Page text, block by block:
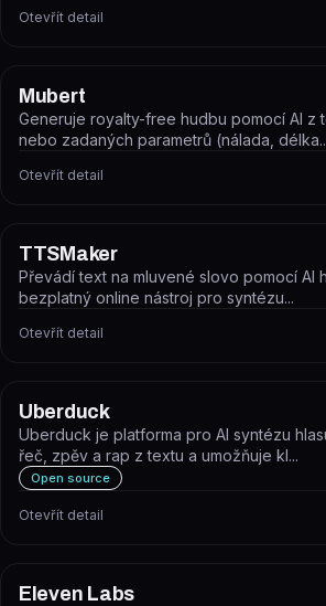
Otevřít detail
Mubert
Generuje royalty-free hudbu pomocí AI z
nebo zadaných parametrů (nálada,
Otevřít detail
TTSMaker
Převádí text na mluvené slovo pomocí AI
bezplatný online nástroj pro syntézu...
Otevřít detail
Uberduck
Uberduck je platforma pro AI syntézu
řeč, zpěv a rap z textu a umožňuje kl...
Open source
Otevřít detail
Eleven Labs